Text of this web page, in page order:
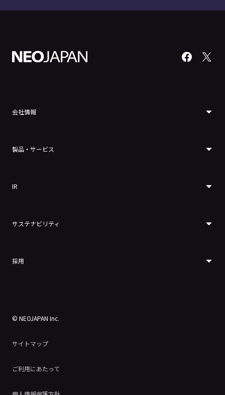
会社情報
製品・サービス
IR
サステナビリティ
採用
© NEOJAPAN Inc.
サイトマップ
ご利用にあたって